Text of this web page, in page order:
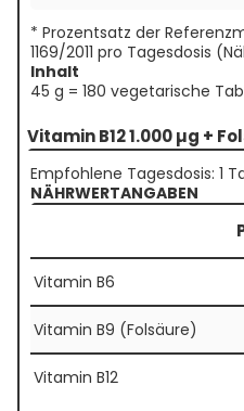
* Prozentsatz der
1169/2011 pro Tagesdosis
Inhalt
45 g = 180 vegetarische
Vitamin B12 1.000 µg +
Empfohlene Tagesdosis: 1
NÄHRWERTANGABEN
Vitamin B6
Vitamin B9 (Folsäure)
Vitamin B12